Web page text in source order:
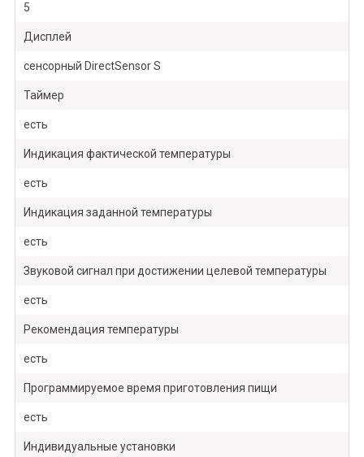
5
Дисплей
сенсорный DirectSensor S
Таймер
есть
Индикация фактической температуры
есть
Индикация заданной температуры
есть
Звуковой сигнал при достижении целевой температуры
есть
Рекомендация температуры
есть
Программируемое время приготовления пищи
есть
Индивидуальные установки